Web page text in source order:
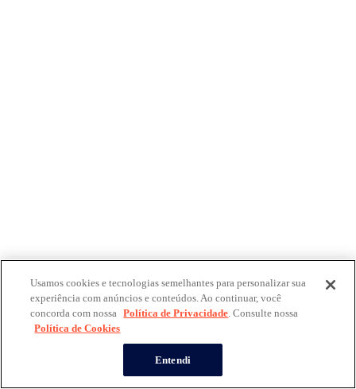
Usamos cookies e tecnologias semelhantes para personalizar sua
experiência com anúncios e conteúdos. Ao continuar, você
concorda com nossa Política de Privacidade. Consulte nossa
Política de Cookies
Entendi